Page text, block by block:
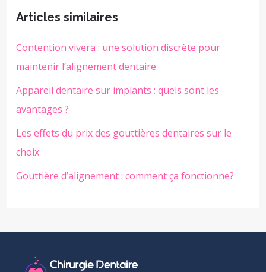
Articles similaires
Contention vivera : une solution discrète pour
maintenir l’alignement dentaire
Appareil dentaire sur implants : quels sont les
avantages ?
Les effets du prix des gouttières dentaires sur le
choix
Gouttière d’alignement : comment ça fonctionne?